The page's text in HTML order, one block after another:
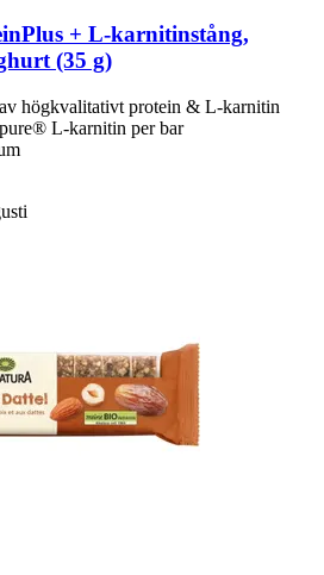
+ L-​karnitinstång,
(35 g)
högkvalitativt protein & L-karnitin
L-karnitin per bar